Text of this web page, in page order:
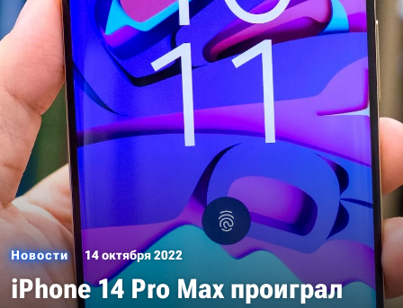
Новости 14 октября 2022
iPhone 14 Pro Max проиграл